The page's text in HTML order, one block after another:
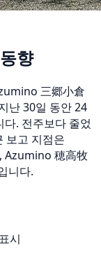
향
三郷小倉
난 30일 동안 24
. 전주보다 줄었
보고 지점은
Azumino 穂高牧
니다.
시